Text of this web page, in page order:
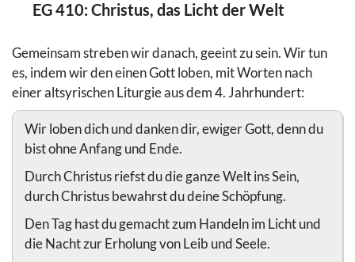
EG 410: Christus, das Licht der Welt
Gemeinsam streben wir danach, geeint zu sein. Wir tun
es, indem wir den einen Gott loben, mit Worten nach
einer altsyrischen Liturgie aus dem 4. Jahrhundert:
Wir loben dich und danken dir, ewiger Gott, denn du
bist ohne Anfang und Ende.
Durch Christus riefst du die ganze Welt ins Sein,
durch Christus bewahrst du deine Schöpfung.
Den Tag hast du gemacht zum Handeln im Licht und
die Nacht zur Erholung von Leib und Seele.